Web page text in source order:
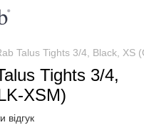
Talus Tights 3/4, Black, XS
Tights 3/4,
XSM)
відгук